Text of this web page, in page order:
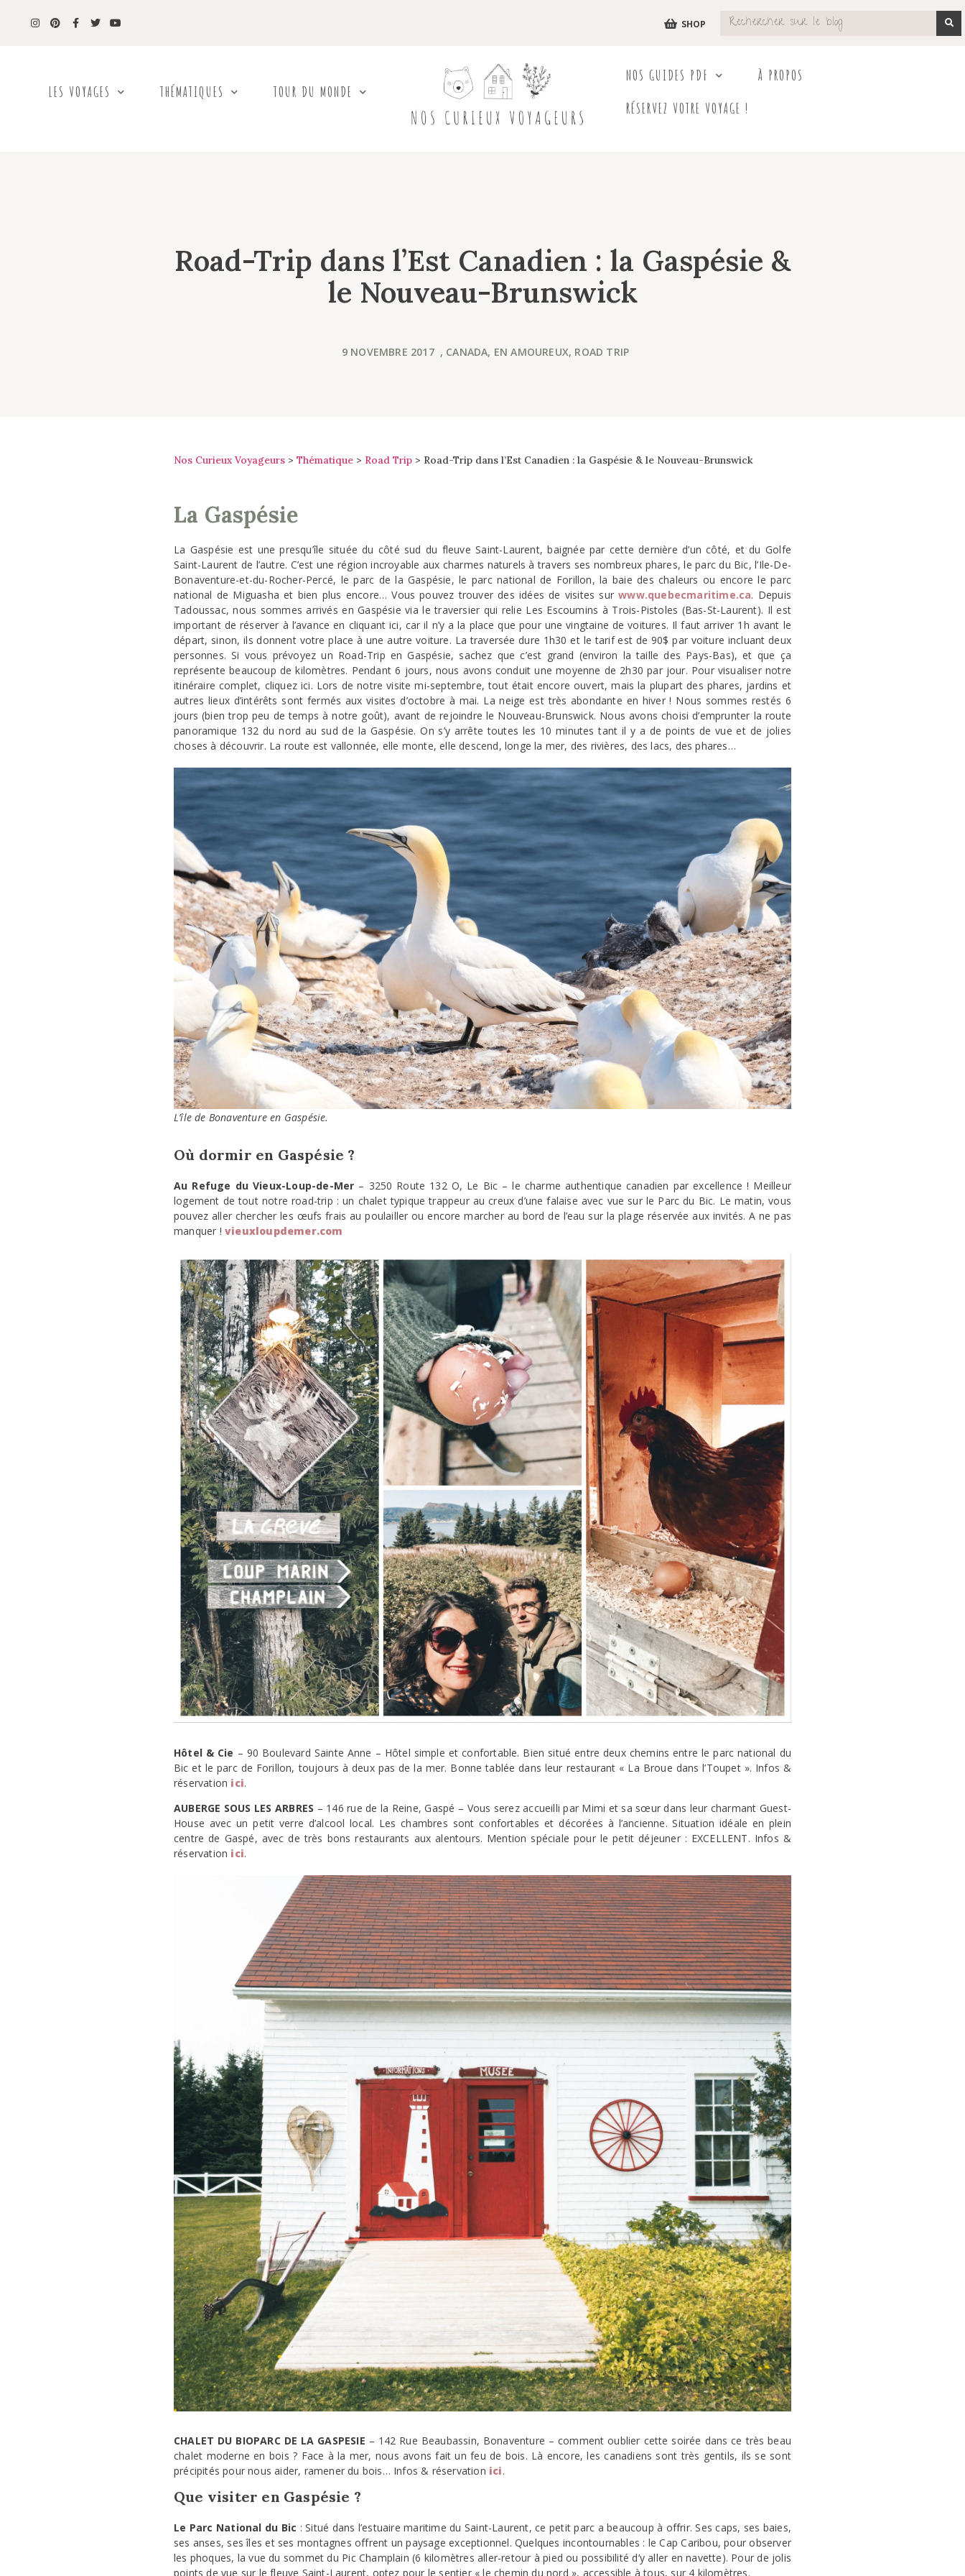
SHOP
LES VOYAGES THÉMATIQUES TOUR DU MONDE
NOS GUIDES PDF
À PROPOS
RÉSERVEZ VOTRE VOYAGE !
Road-Trip dans l’Est Canadien : la Gaspésie &
le Nouveau-Brunswick
9 NOVEMBRE 2017 , CANADA, EN AMOUREUX, ROAD TRIP
Nos Curieux Voyageurs > Thématique > Road Trip > Road-Trip dans l’Est Canadien : la Gaspésie & le Nouveau-Brunswick
La Gaspésie
La Gaspésie est une presqu’île située du côté sud du fleuve Saint-Laurent, baignée par cette dernière d’un côté, et du Golfe
Saint-Laurent de l’autre. C’est une région incroyable aux charmes naturels à travers ses nombreux phares, le parc du Bic, l’Ile-De-
Bonaventure-et-du-Rocher-Percé, le parc de la Gaspésie, le parc national de Forillon, la baie des chaleurs ou encore le parc
national de Miguasha et bien plus encore… Vous pouvez trouver des idées de visites surwww.quebecmaritime.ca. Depuis
Tadoussac, nous sommes arrivés en Gaspésie via le traversier qui relie Les Escoumins à Trois-Pistoles (Bas-St-Laurent). Il est
important de réserver à l’avance en cliquant ici, car il n’y a la place que pour une vingtaine de voitures. Il faut arriver 1h avant le
départ, sinon, ils donnent votre place à une autre voiture. La traversée dure 1h30 et le tarif est de 90$ par voiture incluant deux
personnes. Si vous prévoyez un Road-Trip en Gaspésie, sachez que c’est grand (environ la taille des Pays-Bas), et que ça
représente beaucoup de kilomètres. Pendant 6 jours, nous avons conduit une moyenne de 2h30 par jour. Pour visualiser notre
itinéraire complet, cliquez ici. Lors de notre visite mi-septembre, tout était encore ouvert, mais la plupart des phares, jardins et
autres lieux d’intérêts sont fermés aux visites d’octobre à mai. La neige est très abondante en hiver ! Nous sommes restés 6
jours (bien trop peu de temps à notre goût), avant de rejoindre le Nouveau-Brunswick. Nous avons choisi d’emprunter la route
panoramique 132 du nord au sud de la Gaspésie. On s’y arrête toutes les 10 minutes tant il y a de points de vue et de jolies
choses à découvrir. La route est vallonnée, elle monte, elle descend, longe la mer, des rivières, des lacs, des phares…
L’île de Bonaventure en Gaspésie.
Où dormir en Gaspésie ?
Au Refuge du Vieux-Loup-de-Mer – 3250 Route 132 O, Le Bic – le charme authentique canadien par excellence ! Meilleur
logement de tout notre road-trip : un chalet typique trappeur au creux d’une falaise avec vue sur le Parc du Bic. Le matin, vous
pouvez aller chercher les œufs frais au poulailler ou encore marcher au bord de l’eau sur la plage réservée aux invités. A ne pas
manquer ! vieuxloupdemer.com
Hôtel & Cie – 90 Boulevard Sainte Anne – Hôtel simple et confortable. Bien situé entre deux chemins entre le parc national du
Bic et le parc de Forillon, toujours à deux pas de la mer. Bonne tablée dans leur restaurant « La Broue dans l’Toupet ». Infos &
réservation ici.
AUBERGE SOUS LES ARBRES – 146 rue de la Reine, Gaspé – Vous serez accueilli par Mimi et sa sœur dans leur charmant Guest-
House avec un petit verre d’alcool local. Les chambres sont confortables et décorées à l’ancienne. Situation idéale en plein
centre de Gaspé, avec de très bons restaurants aux alentours. Mention spéciale pour le petit déjeuner : EXCELLENT. Infos &
réservation ici.
CHALET DU BIOPARC DE LA GASPESIE – 142 Rue Beaubassin, Bonaventure – comment oublier cette soirée dans ce très beau
chalet moderne en bois ? Face à la mer, nous avons fait un feu de bois. Là encore, les canadiens sont très gentils, ils se sont
précipités pour nous aider, ramener du bois… Infos & réservation ici.
Que visiter en Gaspésie ?
Le Parc National du Bic : Situé dans l’estuaire maritime du Saint-Laurent, ce petit parc a beaucoup à offrir. Ses caps, ses baies,
ses anses, ses îles et ses montagnes offrent un paysage exceptionnel. Quelques incontournables : le Cap Caribou, pour observer
les phoques, la vue du sommet du Pic Champlain (6 kilomètres aller-retour à pied ou possibilité d’y aller en navette). Pour de jolis
points de vue sur le fleuve Saint-Laurent, optez pour le sentier « le chemin du nord », accessible à tous, sur 4 kilomètres.